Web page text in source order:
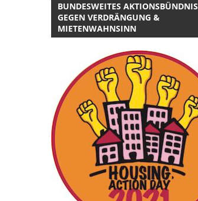
BUNDESWEITES AKTIONSBÜNDNIS
GEGEN VERDRÄNGUNG &
MIETENWAHNSINN